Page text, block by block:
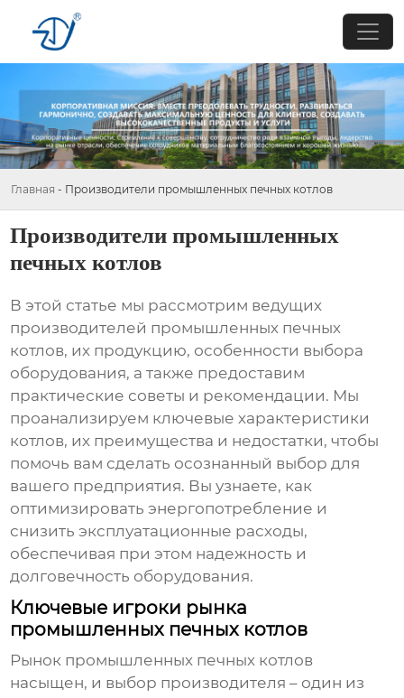
Главная - Производители промышленных печных котлов
Производители промышленных
печных котлов
В этой статье мы рассмотрим ведущих
производителей промышленных печных
котлов, их продукцию, особенности выбора
оборудования, а также предоставим
практические советы и рекомендации. Мы
проанализируем ключевые характеристики
котлов, их преимущества и недостатки, чтобы
помочь вам сделать осознанный выбор для
вашего предприятия. Вы узнаете, как
оптимизировать энергопотребление и
снизить эксплуатационные расходы,
обеспечивая при этом надежность и
долговечность оборудования.
Ключевые игроки рынка
промышленных печных котлов
Рынок промышленных печных котлов
насыщен, и выбор производителя – один из